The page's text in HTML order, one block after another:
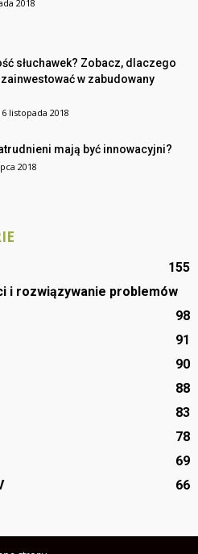
2018
słuchawek? Zobacz, dlaczego
w zabudowany
listopada 2018
mają być innowacyjni?
2018
155
i rozwiązywanie problemów
98
91
90
88
83
78
69
66